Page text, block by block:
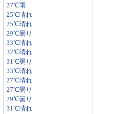
27℃雨
25℃晴れ
25℃晴れ
29℃曇り
33℃晴れ
32℃晴れ
31℃曇り
33℃晴れ
27℃晴れ
27℃曇り
29℃曇り
31℃晴れ